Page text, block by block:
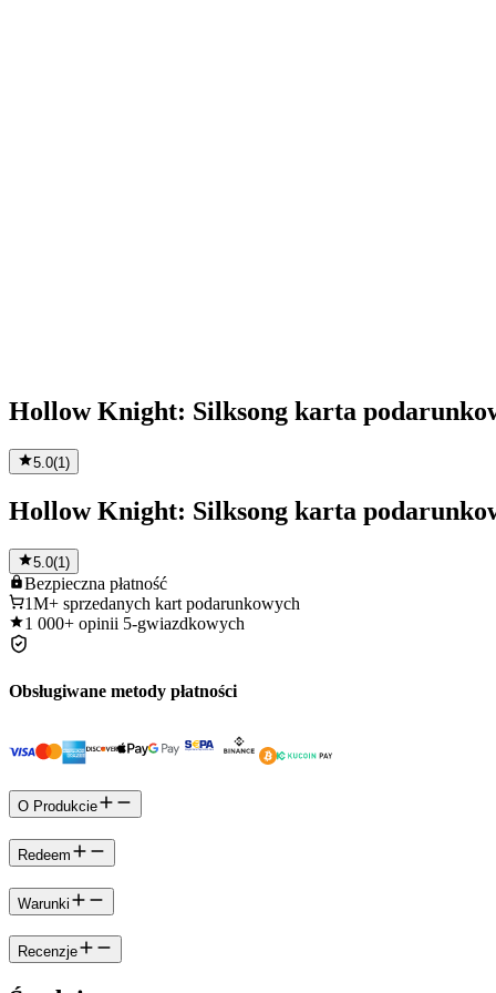
Hollow Knight: Silksong karta
5.0(1)
Hollow Knight: Silksong karta
5.0(1 )
Bezpieczna płatność
1M+ sprzedanych kart podarunkowych
1 000+ opinii 5-gwiazdkowych
Obsługiwane metody płatności
O Produkcie
Redeem
Warunki
Recenzje